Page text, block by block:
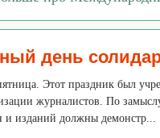
день
Этот праздник был
журналистов. По
и изданий должны демонстр...